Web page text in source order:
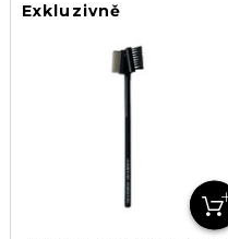
Exkluzivně